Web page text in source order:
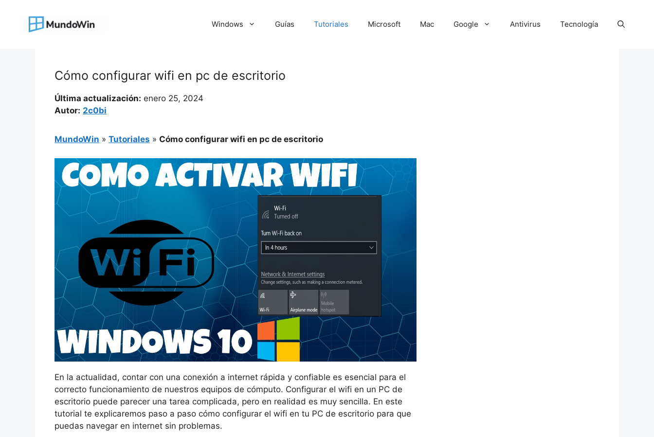
contenido
Windows Guías Tutoriales Microsoft Mac Google Antivirus Tecnología
Cómo configurar wifi en pc de escritorio
Última actualización: enero 25, 2024
Autor: 2c0bi
MundoWin » Tutoriales » Cómo configurar wifi en pc de escritorio
En la actualidad, contar con una conexión a internet rápida y confiable es esencial para el
correcto funcionamiento de nuestros equipos de cómputo. Configurar el wifi en un PC de
escritorio puede parecer una tarea complicada, pero en realidad es muy sencilla. En este
tutorial te explicaremos paso a paso cómo configurar el wifi en tu PC de escritorio para que
puedas navegar en internet sin problemas.